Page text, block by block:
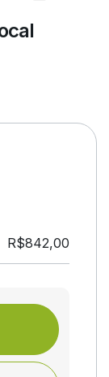
R$842,00